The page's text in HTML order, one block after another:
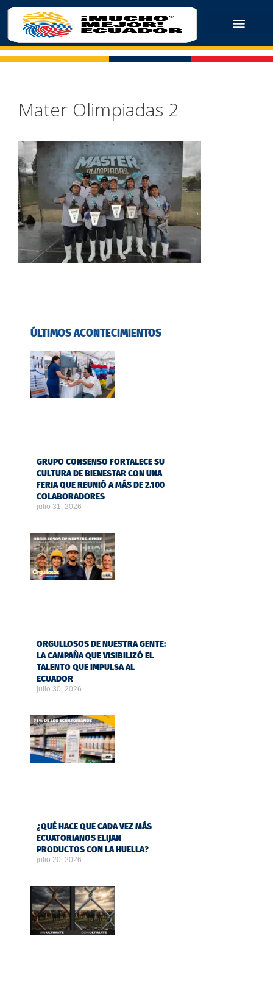
Mater Olimpiadas 2
ÚLTIMOS ACONTECIMIENTOS
GRUPO CONSENSO FORTALECE SU
CULTURA DE BIENESTAR CON UNA
FERIA QUE REUNIÓ A MÁS DE 2.100
COLABORADORES
julio 31, 2026
ORGULLOSOS DE NUESTRA GENTE:
LA CAMPAÑA QUE VISIBILIZÓ EL
TALENTO QUE IMPULSA AL
ECUADOR
julio 30, 2026
¿QUÉ HACE QUE CADA VEZ MÁS
ECUATORIANOS ELIJAN
PRODUCTOS CON LA HUELLA?
julio 20, 2026